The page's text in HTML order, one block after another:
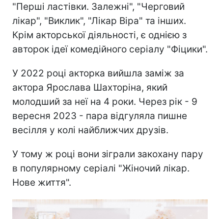
"Перші ластівки. Залежні", "Черговий
лікар", "Виклик", "Лікар Віра" та інших.
Крім акторської діяльності, є однією з
авторок ідеї комедійного серіалу "Фіцики".
У 2022 році акторка вийшла заміж за
актора Ярослава Шахторіна, який
молодший за неї на 4 роки. Через рік - 9
вересня 2023 - пара відгуляла пишне
весілля у колі найближчих друзів.
У тому ж році вони зіграли закохану пару
в популярному серіалі "Жіночий лікар.
Нове життя".